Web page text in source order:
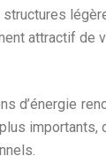
structures
attractif de
d’énergie